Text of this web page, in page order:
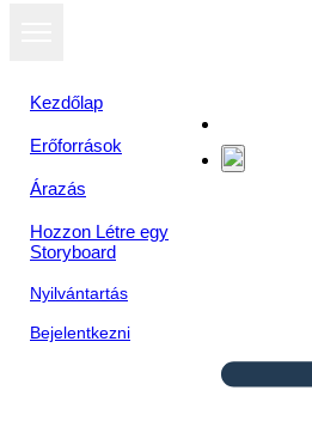
Kezdőlap
Erőforrások
Árazás
Hozzon Létre egy
Storyboard
Nyilvántartás
Bejelentkezni
Megtekintés
diavetítésként